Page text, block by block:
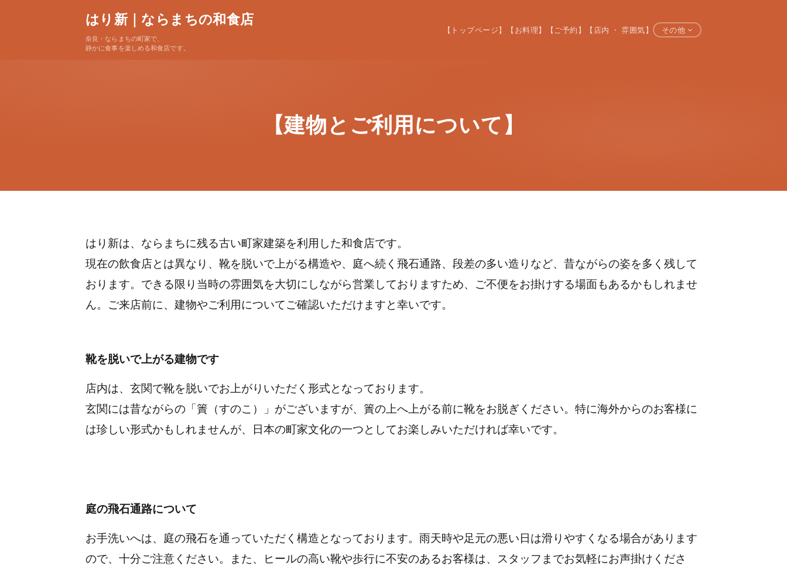
はり新｜ならまちの和食店
奈良・ならまちの町家で、
静かに食事を楽しめる和食店です。
【トップページ】 【お料理】 【ご予約】 【店内 ・ 雰囲気】 その他
【建物とご利用について】
はり新は、ならまちに残る古い町家建築を利用した和食店です。
現在の飲食店とは異なり、靴を脱いで上がる構造や、庭へ続く飛石通路、段差の多い造りなど、昔ながらの姿を多く残して
おります。 できる限り当時の雰囲気を大切にしながら営業しておりますため、ご不便をお掛けする場面もあるかもしれませ
ん。 ご来店前に、建物やご利用についてご確認いただけますと幸いです。
靴を脱いで上がる建物です
店内は、玄関で靴を脱いでお上がりいただく形式となっております。
玄関には昔ながらの「簀（すのこ）」がございますが、簀の上へ上がる前に靴をお脱ぎください。 特に海外からのお客様に
は珍しい形式かもしれませんが、日本の町家文化の一つとしてお楽しみいただければ幸いです。
庭の飛石通路について
お手洗いへは、庭の飛石を通っていただく構造となっております。 雨天時や足元の悪い日は滑りやすくなる場合があります
ので、十分ご注意ください。
また、ヒールの高い靴や歩行に不安のあるお客様は、スタッフまでお気軽にお声掛けくださ